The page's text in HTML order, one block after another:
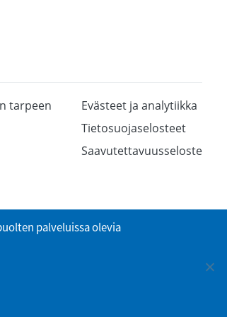
tarpeen
Evästeet ja analytiikka
Tietosuojaselosteet
Saavutettavuusseloste
palveluissa olevia